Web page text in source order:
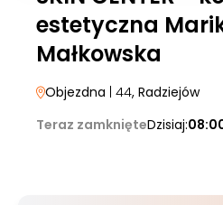
estetyczna
Małkowska
Objezdna | 44, Radziejów
Teraz zamknięteDzisiaj: